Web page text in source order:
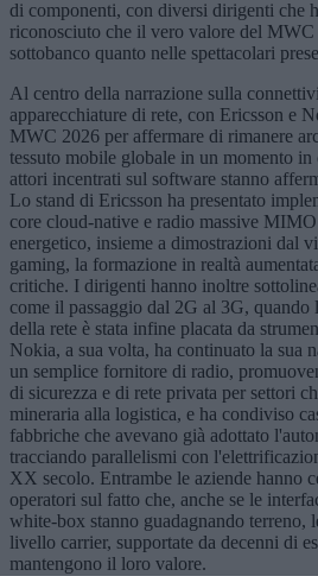
di componenti, con diversi dirigenti che
riconosciuto che il vero valore del
sottobanco quanto nelle spettacolari
Al centro della narrazione sulla
apparecchiature di rete, con Ericsson e
MWC 2026 per affermare di rimanere
tessuto mobile globale in un momento
attori incentrati sul software stanno
Lo stand di Ericsson ha presentato
core cloud-native e radio massive MIMO
energetico, insieme a dimostrazioni dal
gaming, la formazione in realtà
critiche. I dirigenti hanno inoltre
come il passaggio dal 2G al 3G, quando
della rete è stata infine placata da
Nokia, a sua volta, ha continuato la sua
un semplice fornitore di radio,
di sicurezza e di rete privata per settori
mineraria alla logistica, e ha condiviso
fabbriche che avevano già adottato
tracciando parallelismi con
XX secolo. Entrambe le aziende hanno
operatori sul fatto che, anche se le
white-box stanno guadagnando terreno,
livello carrier, supportate da decenni di
mantengono il loro valore.